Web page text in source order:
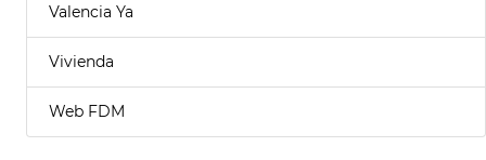
Valencia Ya
Vivienda
Web FDM